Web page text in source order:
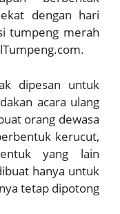
dengan hari
tumpeng merah
dipesan untuk
acara ulang
orang dewasa
kerucut,
yang lain
hanya untuk
tetap dipotong